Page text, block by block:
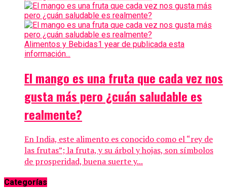
Alimentos y Bebidas1 year de publicada esta
información...
El mango es una fruta que cada vez nos
gusta más pero ¿cuán saludable es
realmente?
En India, este alimento es conocido como el “rey de
las frutas”; la fruta, y su árbol y hojas, son símbolos
de prosperidad, buena suerte y...
Categorías